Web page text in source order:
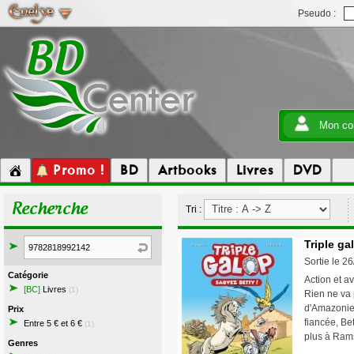
Pseudo :
Mon
Promo ! BD Artbooks Livres DVD
Recherche
Catégorie
[BC] Livres (1)
Prix
Entre 5 € et 6 € (1)
Genres
Tri :
Triple
Sortie le
Action et
Rien ne
fiancée,
plus à